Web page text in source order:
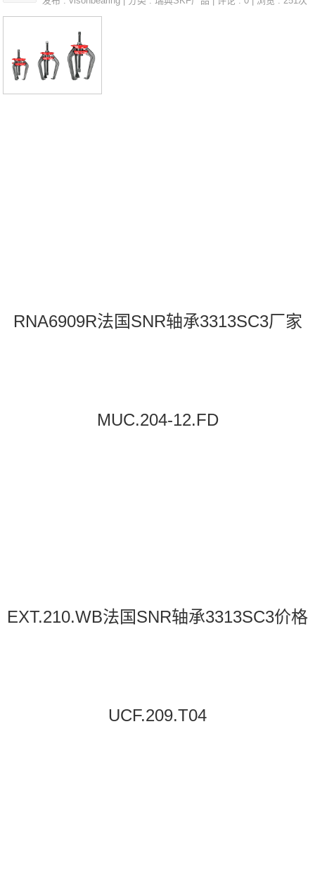
RNA6909R法国SNR轴承3313SC3厂家
MUC.204-12.FD
EXT.210.WB法国SNR轴承3313SC3价格
UCF.209.T04